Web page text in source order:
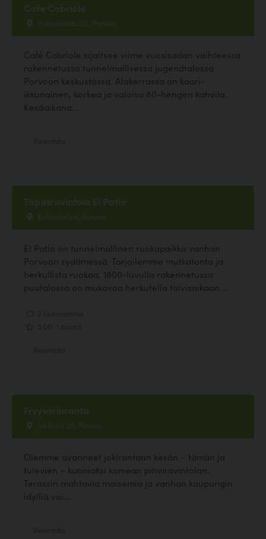
Cafe Cabriole
Piispankatu 30, Porvoo
Café Cabriole sijaitsee viime vuosisadan vaihteessa
rakennetussa tunnelmallisessa jugendtalossa
Porvoon keskustassa. Alakerrassa on kaari-
ikkunainen, korkea ja valoisa 80-hengen kahvila.
Kesäaikana...
Tapasravintola El Patio
Kirkkokatu 4, Porvoo
El Patio on tunnelmallinen ruokapaikka vanhan
Porvoon sydämessä. Tarjoilemme mutkatonta ja
herkullista ruokaa. 1800-luvulla rakennetussa
puutalossa on mukavaa herkutella talvisaikaan...
Fryysarinranta
Jokikatu 20, Porvoo
Olemme avanneet jokirantaan kesän – tämän ja
tulevien – kunniaksi komean pihviravintolan.
Terassin mahtavia maisemia ja vanhan kaupungin
idylliä voi...